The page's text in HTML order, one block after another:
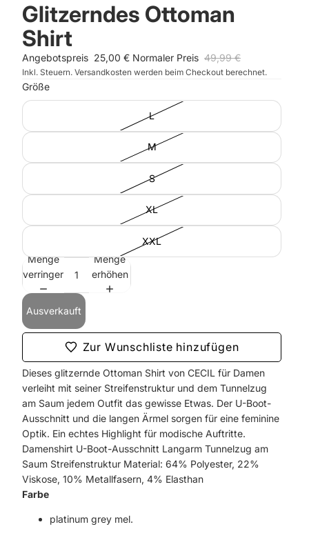
Glitzerndes Ottoman
Shirt
Angebotspreis 25,00 € Normaler Preis 49,99 €
Inkl. Steuern. Versandkosten werden beim Checkout berechnet.
Größe
L
M
S
XL
XXL
Menge
verringern
Menge
erhöhen
Ausverkauft
Zur Wunschliste hinzufügen
Dieses glitzernde Ottoman Shirt von CECIL für Damen
verleiht mit seiner Streifenstruktur und dem Tunnelzug
am Saum jedem Outfit das gewisse Etwas. Der U-Boot-
Ausschnitt und die langen Ärmel sorgen für eine feminine
Optik. Ein echtes Highlight für modische Auftritte.
Damenshirt U-Boot-Ausschnitt Langarm Tunnelzug am
Saum Streifenstruktur Material: 64% Polyester, 22%
Viskose, 10% Metallfasern, 4% Elasthan
Farbe
platinum grey mel.